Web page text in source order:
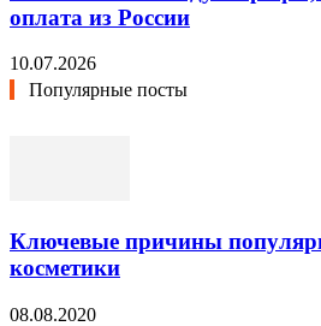
оплата из России
10.07.2026
Популярные посты
Ключевые причины
косметики
08.08.2020